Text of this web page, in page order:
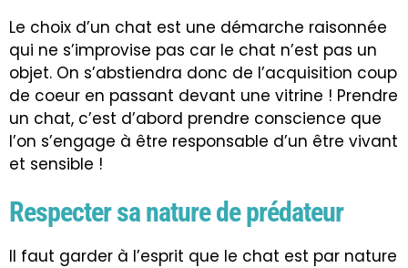
Le choix d’un chat est une démarche raisonnée
qui ne s’improvise pas car le chat n’est pas un
objet. On s’abstiendra donc de l’acquisition coup
de coeur en passant devant une vitrine ! Prendre
un chat, c’est d’abord prendre conscience que
l’on s’engage à être responsable d’un être vivant
et sensible !
Respecter sa nature de prédateur
Il faut garder à l’esprit que le chat est par nature